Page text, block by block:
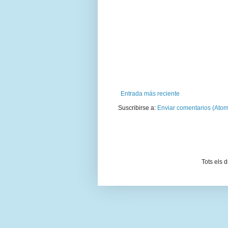
Entrada más reciente
Suscribirse a: Enviar comentarios
Tots els